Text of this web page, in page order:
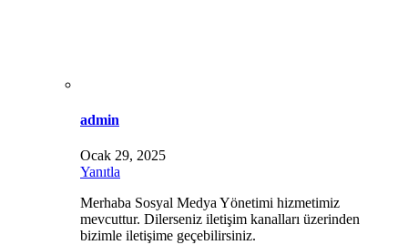
admin
Ocak 29, 2025
Yanıtla
Merhaba Sosyal Medya Yönetimi hizmetimiz
mevcuttur. Dilerseniz iletişim kanalları üzerinden
bizimle iletişime geçebilirsiniz.